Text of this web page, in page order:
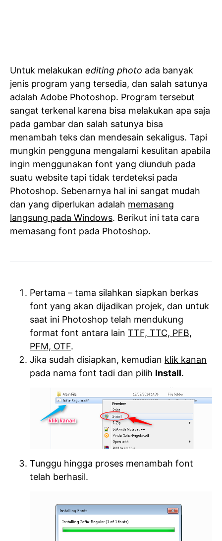
Untuk melakukan editing photo ada banyak
jenis program yang tersedia, dan salah satunya
adalah Adobe Photoshop. Program tersebut
sangat terkenal karena bisa melakukan apa saja
pada gambar dan salah satunya bisa
menambah teks dan mendesain sekaligus. Tapi
mungkin pengguna mengalami kesulitan apabila
ingin menggunakan font yang diunduh pada
suatu website tapi tidak terdeteksi pada
Photoshop. Sebenarnya hal ini sangat mudah
dan yang diperlukan adalah memasang
langsung pada Windows. Berikut ini tata cara
memasang font pada Photoshop.
Pertama – tama silahkan siapkan berkas
font yang akan dijadikan projek, dan untuk
saat ini Photoshop telah mendukung
format font antara lain TTF, TTC, PFB,
PFM, OTF.
Jika sudah disiapkan, kemudian klik kanan
pada nama font tadi dan pilih Install.
Tunggu hingga proses menambah font
telah berhasil.